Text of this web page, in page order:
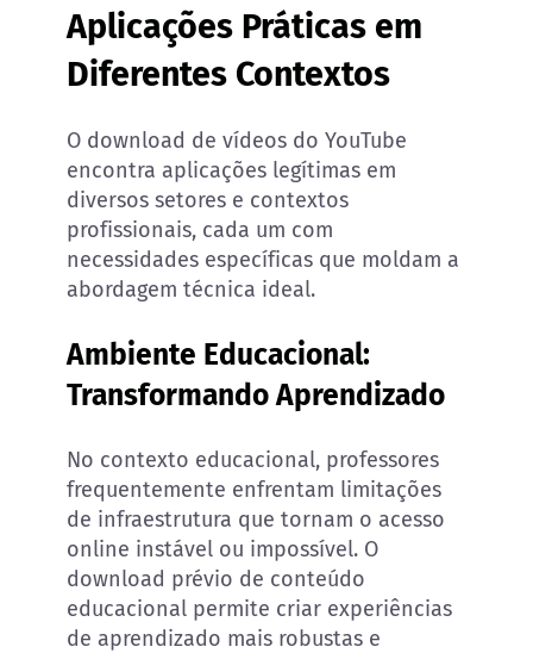
Aplicações Práticas em
Diferentes Contextos
O download de vídeos do YouTube
encontra aplicações legítimas em
diversos setores e contextos
profissionais, cada um com
necessidades específicas que moldam a
abordagem técnica ideal.
Ambiente Educacional:
Transformando Aprendizado
No contexto educacional, professores
frequentemente enfrentam limitações
de infraestrutura que tornam o acesso
online instável ou impossível. O
download prévio de conteúdo
educacional permite criar experiências
de aprendizado mais robustas e